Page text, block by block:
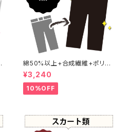
綿50%以上+合成繊維+ポリウ
レタン 黒染め パンツ 【元色：
黒】 -染め直し[漆黒 - Black]4
01-0076
¥3,240
10%OFF